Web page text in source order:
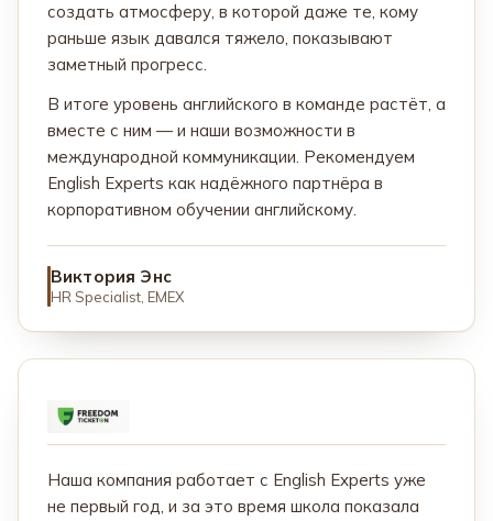
создать атмосферу, в которой даже те, кому
раньше язык давался тяжело, показывают
заметный прогресс.
В итоге уровень английского в команде растёт, а
вместе с ним — и наши возможности в
международной коммуникации. Рекомендуем
English Experts как надёжного партнёра в
корпоративном обучении английскому.
Виктория Энс
HR Specialist, EMEX
Наша компания работает с English Experts уже
не первый год, и за это время школа показала